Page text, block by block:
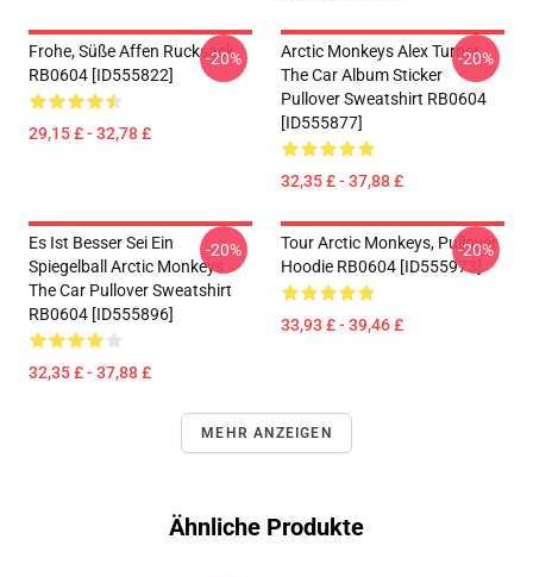
Frohe, Süße Affen Rucksack
RB0604 [ID555822]
29,15 £ - 32,78 £
-20%
Arctic Monkeys Alex Turner
The Car Album Sticker
Pullover Sweatshirt RB0604
[ID555877]
32,35 £ - 37,88 £
-20%
Es Ist Besser Sei Ein
Spiegelball Arctic Monkeys
The Car Pullover Sweatshirt
RB0604 [ID555896]
32,35 £ - 37,88 £
-20%
Tour Arctic Monkeys, Pullover
Hoodie RB0604 [ID555973]
33,93 £ - 39,46 £
-20%
MEHR ANZEIGEN
Ähnliche Produkte